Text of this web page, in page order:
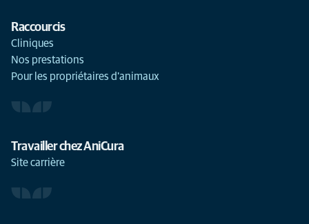
Raccourcis
Cliniques
Nos prestations
Pour les propriétaires d'animaux
Travailler chez AniCura
Site carrière